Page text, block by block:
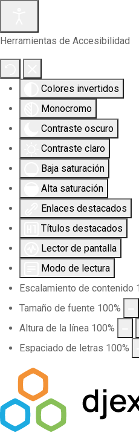
Herramientas de Accesibilidad
Colores invertidos
Monocromo
Contraste oscuro
Contraste claro
Baja saturación
Alta saturación
Enlaces destacados
Títulos destacados
Lector de pantalla
Modo de lectura
Escalamiento de contenido
Tamaño de fuente 100%
Altura de la línea 100%
Espaciado de letras 100%